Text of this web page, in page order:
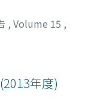
, Volume 15 ,
年度)